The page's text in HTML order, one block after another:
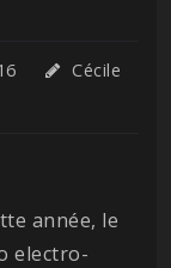
Cécile
année, le
electro-